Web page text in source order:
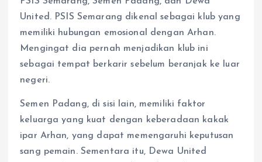
United.​ PSIS Semarang dikenal sebagai klub yang
memiliki hubungan emosional dengan Arhan.
Mengingat dia pernah menjadikan klub ini
sebagai tempat berkarir sebelum beranjak ke luar
negeri.
Semen Padang, di sisi lain, memiliki faktor
keluarga yang kuat dengan keberadaan kakak
ipar Arhan, yang dapat memengaruhi keputusan
sang pemain. Sementara itu, Dewa United